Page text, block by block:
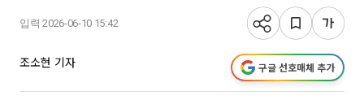
입력 2026-06-10 15:42
조소현 기자 구글 선호매체 추가